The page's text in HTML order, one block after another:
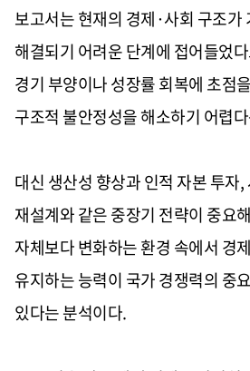
보고서는 현재의 경제·사회 구조가
해결되기 어려운 단계에 접어들었
경기 부양이나 성장률 회복에 초점
구조적 불안정성을 해소하기 어렵
대신 생산성 향상과 인적 자본 투자,
재설계와 같은 중장기 전략이 중요
자체보다 변화하는 환경 속에서 경
유지하는 능력이 국가 경쟁력의 중
있다는 분석이다.